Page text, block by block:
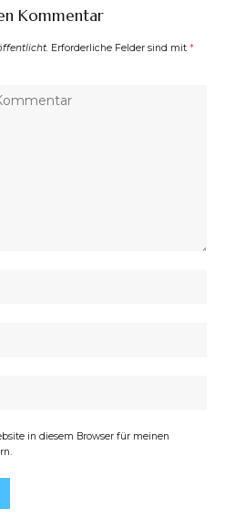
Kommentar
Erforderliche Felder sind mit *
in diesem Browser für meinen